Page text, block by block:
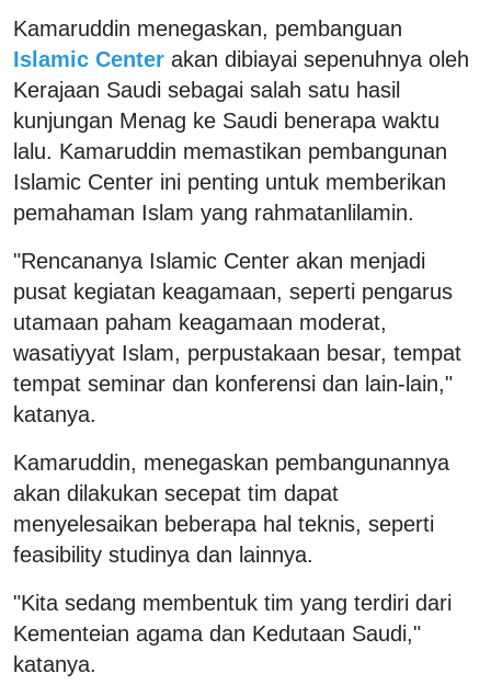
Kamaruddin menegaskan, pembanguan
Islamic Center akan dibiayai sepenuhnya oleh
Kerajaan Saudi sebagai salah satu hasil
kunjungan Menag ke Saudi benerapa waktu
lalu. Kamaruddin memastikan pembangunan
Islamic Center ini penting untuk memberikan
pemahaman Islam yang rahmatanlilamin.
"Rencananya Islamic Center akan menjadi
pusat kegiatan keagamaan, seperti pengarus
utamaan paham keagamaan moderat,
wasatiyyat Islam, perpustakaan besar, tempat
tempat seminar dan konferensi dan lain-lain,"
katanya.
Kamaruddin, menegaskan pembangunannya
akan dilakukan secepat tim dapat
menyelesaikan beberapa hal teknis, seperti
feasibility studinya dan lainnya.
"Kita sedang membentuk tim yang terdiri dari
Kementeian agama dan Kedutaan Saudi,"
katanya.